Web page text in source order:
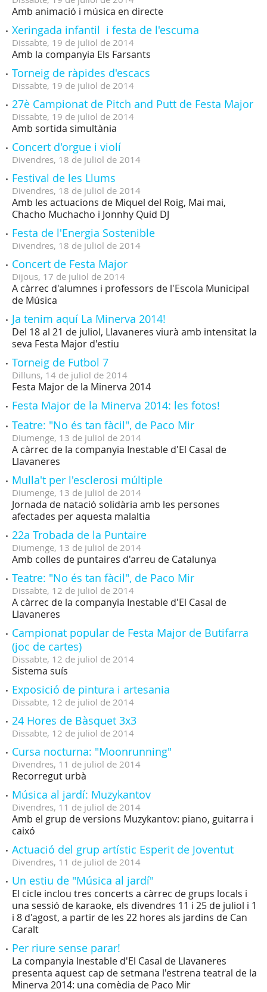
Amb animació i música en directe
Xeringada infantil i festa de l'escuma
Dissabte, 19 de juliol de 2014
Amb la companyia Els Farsants
Torneig de ràpides d'escacs
Dissabte, 19 de juliol de 2014
27è Campionat de Pitch and Putt de Festa Major
Dissabte, 19 de juliol de 2014
Amb sortida simultània
Concert d'orgue i violí
Divendres, 18 de juliol de 2014
Festival de les Llums
Divendres, 18 de juliol de 2014
Amb les actuacions de Miquel del Roig, Mai mai,
Chacho Muchacho i Jonnhy Quid DJ
Festa de l'Energia Sostenible
Divendres, 18 de juliol de 2014
Concert de Festa Major
Dijous, 17 de juliol de 2014
A càrrec d'alumnes i professors de l'Escola Municipal
de Música
Ja tenim aquí La Minerva 2014!
Del 18 al 21 de juliol, Llavaneres viurà amb intensitat la
seva Festa Major d'estiu
Torneig de Futbol 7
Dilluns, 14 de juliol de 2014
Festa Major de la Minerva 2014
Festa Major de la Minerva 2014: les fotos!
Teatre: "No és tan fàcil", de Paco Mir
Diumenge, 13 de juliol de 2014
A càrrec de la companyia Inestable d'El Casal de
Llavaneres
Mulla't per l'esclerosi múltiple
Diumenge, 13 de juliol de 2014
Jornada de natació solidària amb les persones
afectades per aquesta malaltia
22a Trobada de la Puntaire
Diumenge, 13 de juliol de 2014
Amb colles de puntaires d'arreu de Catalunya
Teatre: "No és tan fàcil", de Paco Mir
Dissabte, 12 de juliol de 2014
A càrrec de la companyia Inestable d'El Casal de
Llavaneres
Campionat popular de Festa Major de Butifarra
(joc de cartes)
Dissabte, 12 de juliol de 2014
Sistema suís
Exposició de pintura i artesania
Dissabte, 12 de juliol de 2014
24 Hores de Bàsquet 3x3
Dissabte, 12 de juliol de 2014
Cursa nocturna: "Moonrunning"
Divendres, 11 de juliol de 2014
Recorregut urbà
Música al jardí: Muzykantov
Divendres, 11 de juliol de 2014
Amb el grup de versions Muzykantov: piano, guitarra i
caixó
Actuació del grup artístic Esperit de Joventut
Divendres, 11 de juliol de 2014
Un estiu de "Música al jardí"
El cicle inclou tres concerts a càrrec de grups locals i
una sessió de karaoke, els divendres 11 i 25 de juliol i 1
i 8 d'agost, a partir de les 22 hores als jardins de Can
Caralt
Per riure sense parar!
La companyia Inestable d'El Casal de Llavaneres
presenta aquest cap de setmana l'estrena teatral de la
Minerva 2014: una comèdia de Paco Mir